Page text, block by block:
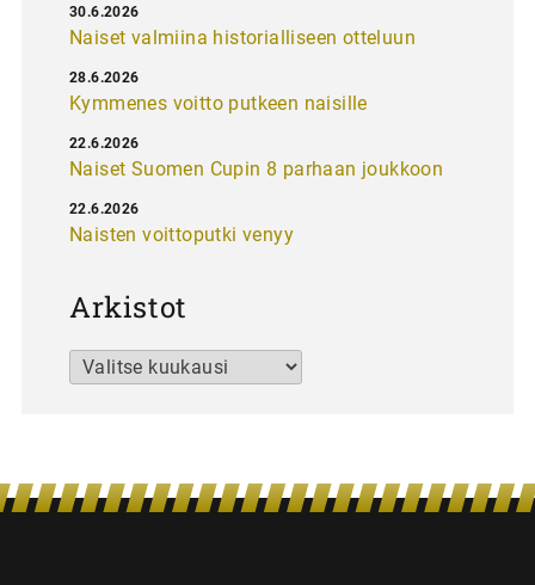
Naiset valmiina historialliseen otteluun
30.6.2026
Kymmenes voitto putkeen naisille
28.6.2026
Naiset Suomen Cupin 8 parhaan joukkoon
22.6.2026
Naisten voittoputki venyy
22.6.2026
Arkistot
Arkistot